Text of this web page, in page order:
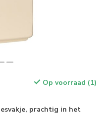
Op voorraad (1)
prachtig in het